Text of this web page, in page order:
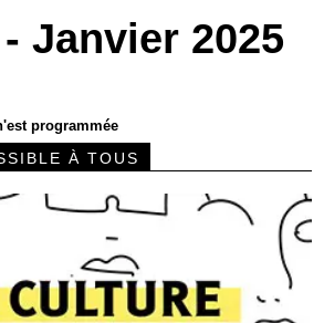
Janvier 2025
programmée
À TOUS